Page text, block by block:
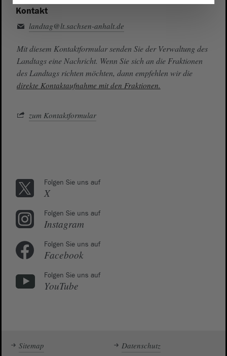
Kontakt
landtag@lt.sachsen-anhalt.de
Mit diesem Kontaktformular senden Sie der Verwaltung des
Landtags eine Nachricht. Wenn Sie sich an die Fraktionen
des Landtags richten möchten, dann empfehlen wir die
direkte Kontaktaufnahme mit den Fraktionen.
zum Kontaktformular
Folgen Sie uns auf
X
Folgen Sie uns auf
Instagram
Folgen Sie uns auf
Facebook
Folgen Sie uns auf
YouTube
Sitemap Datenschutz